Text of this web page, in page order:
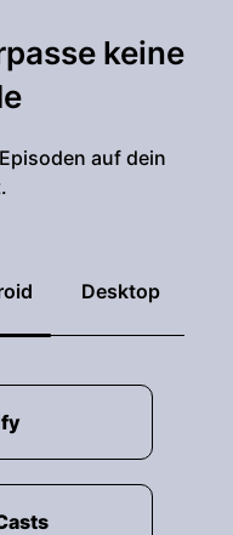
keine
auf dein
Desktop